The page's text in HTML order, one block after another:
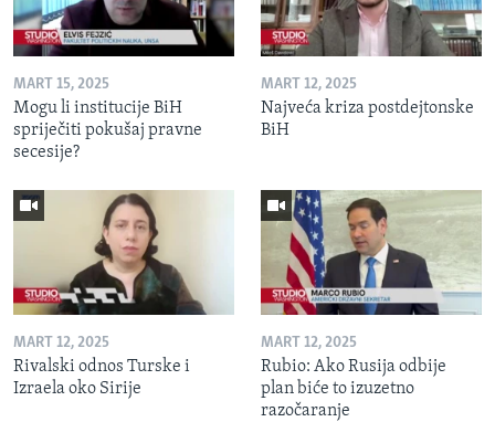
MART 15, 2025
Mogu li institucije BiH
spriječiti pokušaj pravne
secesije?
MART 12, 2025
Najveća kriza postdejtonske
BiH
MART 12, 2025
Rivalski odnos Turske i
Izraela oko Sirije
MART 12, 2025
Rubio: Ako Rusija odbije
plan biće to izuzetno
razočaranje